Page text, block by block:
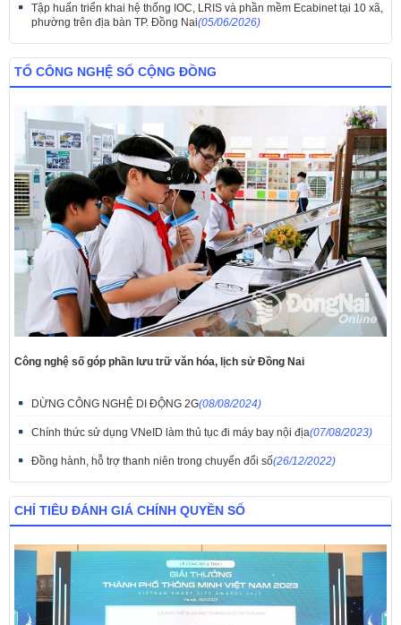
Tập huấn triển khai hệ thống IOC, LRIS và phần mềm Ecabinet tại 10 xã,
phường trên địa bàn TP. Đồng Nai(05/06/2026)
TỔ CÔNG NGHỆ SỐ CỘNG ĐỒNG
Công nghệ số góp phần lưu trữ văn hóa, lịch sử Đồng Nai
DỪNG CÔNG NGHỆ DI ĐỘNG 2G(08/08/2024)
Chính thức sử dụng VNeID làm thủ tục đi máy bay nội địa(07/08/2023)
Đồng hành, hỗ trợ thanh niên trong chuyển đổi số(26/12/2022)
CHỈ TIÊU ĐÁNH GIÁ CHÍNH QUYỀN SỐ